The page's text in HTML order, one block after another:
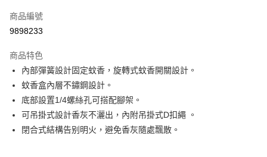
合作金庫商業銀行
上海商業儲蓄銀行
臺灣中小企業銀行
匯豐（台灣）商業銀行
華泰商業銀行
聯邦商業銀行
元大商業銀行
玉山商業銀行
星展（台灣）商業銀行
台灣樂天信用卡公司
超商取貨付款
LINE Pay
Apple Pay
ATM付款
運送方式
全家取貨付款
商品編號
9898233
商品特色
內部彈簧設計固定蚊香，旋轉式蚊香開關設計。
蚊香盒內層不鏽鋼設計。
底部設置1/4螺絲孔可搭配腳架。
可吊掛式設計香灰不灑出，內附吊掛式D扣繩 。
閉合式結構告别明火，避免香灰隨處飄散。